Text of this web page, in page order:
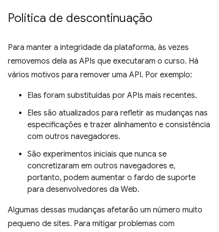
Política de descontinuação
Para manter a integridade da plataforma, às vezes
removemos dela as APIs que executaram o curso. Há
vários motivos para remover uma API. Por exemplo:
Elas foram substituídas por APIs mais recentes.
Eles são atualizados para refletir as mudanças nas
especificações e trazer alinhamento e consistência
com outros navegadores.
São experimentos iniciais que nunca se
concretizaram em outros navegadores e,
portanto, podem aumentar o fardo de suporte
para desenvolvedores da Web.
Algumas dessas mudanças afetarão um número muito
pequeno de sites. Para mitigar problemas com